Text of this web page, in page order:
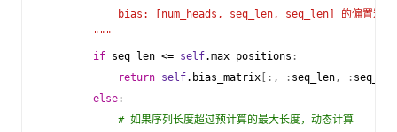
            bias: [num_heads, seq_len, seq_len] 的偏置矩阵
        """
if seq_len <= self.max_positions :
return self. bias_matrix [:, : seq_len, : seq_len
else :
# 如果序列长度超过预计算的最大长度，动态计算